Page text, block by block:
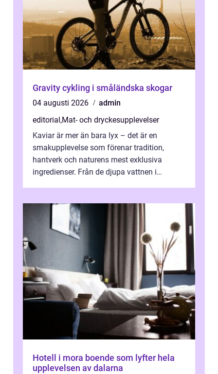
Gravity cykling i småländska skogar
04 augusti 2026
admin
editorial,Mat- och dryckesupplevelser
Kaviar är mer än bara lyx – det är en
smakupplevelse som förenar tradition,
hantverk och naturens mest exklusiva
ingredienser. Från de djupa vattnen i
Hotell i mora boende som lyfter hela
upplevelsen av dalarna